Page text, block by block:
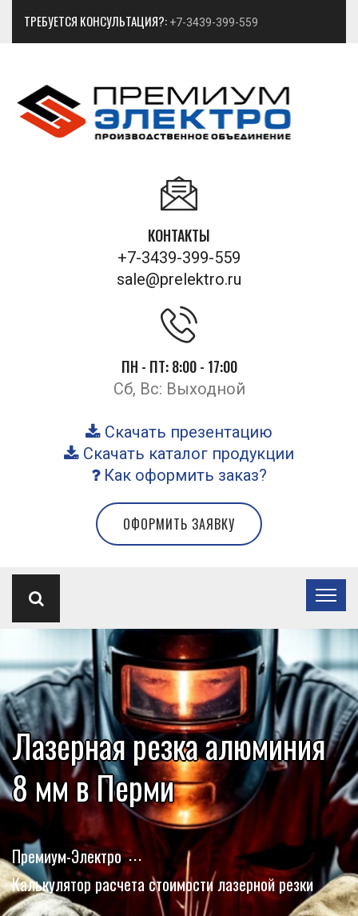
ТРЕБУЕТСЯ КОНСУЛЬТАЦИЯ?: +7-3439-399-559
КОНТАКТЫ
+7-3439-399-559
sale@prelektro.ru
ПН - ПТ: 8:00 - 17:00
Сб, Вс: Выходной
Скачать презентацию
Скачать каталог продукции
Как оформить заказ?
ОФОРМИТЬ ЗАЯВКУ
Лазерная резка алюминия
8 мм в Перми
Премиум-Электро
Калькулятор расчета стоимости лазерной резки